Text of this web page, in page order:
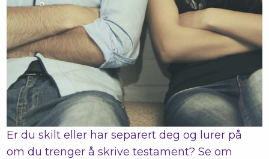
Er du skilt eller har separert deg og lurer på
om du trenger å skrive testament? Se om